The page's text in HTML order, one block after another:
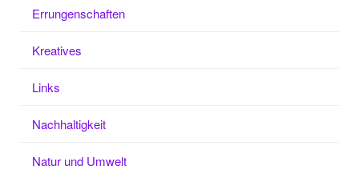
Errungenschaften
Kreatives
Links
Nachhaltigkeit
Natur und Umwelt